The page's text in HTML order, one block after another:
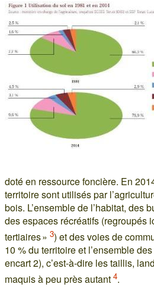
doté en ressource foncière. En
territoire sont utilisés par
bois. L’ensemble de l’habitat, des
des espaces récréatifs (regroupés
tertiaires » 3) et des voies de
10 % du territoire et l’ensemble
encart 2), c’est-à-dire les taillis,
maquis à peu près autant 4.